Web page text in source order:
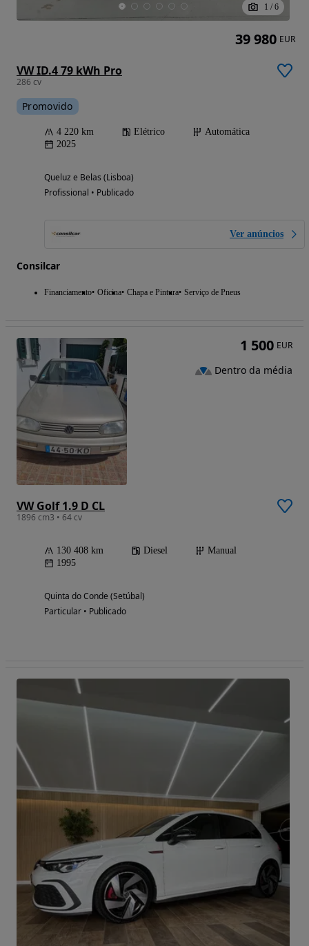
1 / 6
VW ID.4 79 kWh Pro
286 cv
Promovido
4 220 km Elétrico
Automática
2025
Queluz e Belas (Lisboa)
Profissional • Publicado
Ver anúncios
Consilcar
Financiamento Oficina Chapa e Pintura Serviço de Pneus
39 980 EUR
VW Golf 1.9 D CL
1896 cm3 • 64 cv
130 408 km Diesel
Manual
1995
Quinta do Conde (Setúbal)
Particular • Publicado
1 500 EUR
Dentro da média